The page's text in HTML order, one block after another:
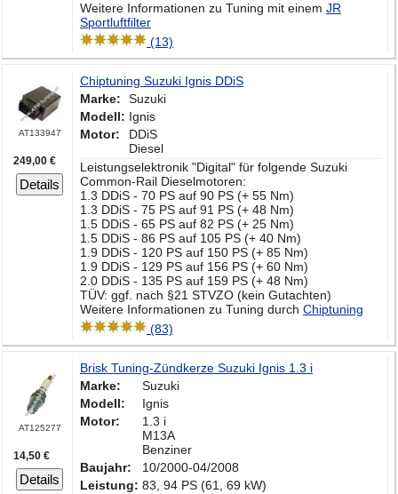
Weitere Informationen zu Tuning mit einem JR
Sportluftfilter
(13)
AT133947
249,00 €
Details
Chiptuning Suzuki Ignis DDiS
Marke:
Suzuki
Modell: Ignis
Motor:
DDiS
Diesel
Leistungselektronik "Digital" für folgende Suzuki
Common-Rail Dieselmotoren:
1.3 DDiS - 70 PS auf 90 PS (+ 55 Nm)
1.3 DDiS - 75 PS auf 91 PS (+ 48 Nm)
1.5 DDiS - 65 PS auf 82 PS (+ 25 Nm)
1.5 DDiS - 86 PS auf 105 PS (+ 40 Nm)
1.9 DDiS - 120 PS auf 150 PS (+ 85 Nm)
1.9 DDiS - 129 PS auf 156 PS (+ 60 Nm)
2.0 DDiS - 135 PS auf 159 PS (+ 48 Nm)
TÜV: ggf. nach §21 STVZO (kein Gutachten)
Weitere Informationen zu Tuning durch Chiptuning
(83)
AT125277
14,50 €
Details
Brisk Tuning-Zündkerze Suzuki Ignis 1.3 i
Marke:
Suzuki
Modell:
Ignis
Motor:
1.3 i
M13A
Benziner
Baujahr:
10/2000-04/2008
Leistung: 83, 94 PS (61, 69 kW)